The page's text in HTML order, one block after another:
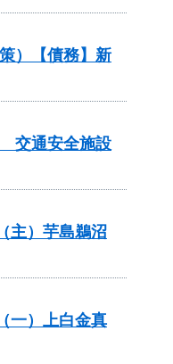
）【債務】新
交通安全施設
主）芋島鵜沼
一）上白金真